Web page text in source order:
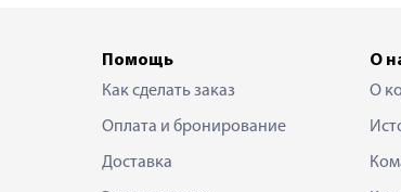
Помощь
Как сделать заказ
Оплата и бронирование
Доставка
О
О